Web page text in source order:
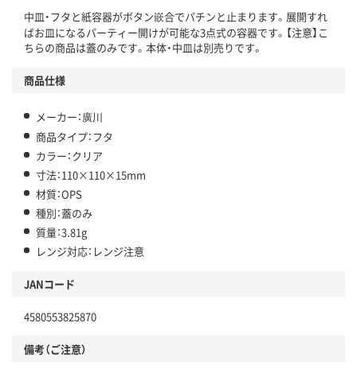
中皿・フタと紙容器がボタン嵌合でパチンと止まります。展開すれ
ばお皿になるパーティー開けが可能な3点式の容器です。【注意】こ
ちらの商品は蓋のみです。本体・中皿は別売りです。
商品仕様
メーカー：廣川
商品タイプ：フタ
カラー：クリア
寸法：110×110×15mm
材質：OPS
種別：蓋のみ
質量：3.81g
レンジ対応：レンジ注意
JANコード
4580553825870
備考（ご注意）